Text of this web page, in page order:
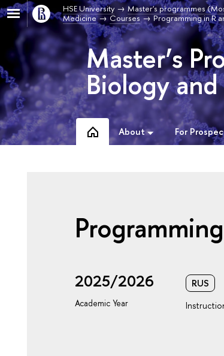
HSE University Master's programmes
Medicine
Courses Programming in R
Master’s
Biology
About For
2025/2026
Academic Year
RUS